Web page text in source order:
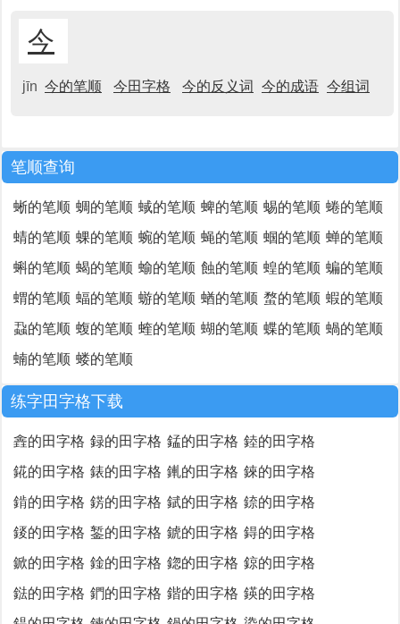
今
jīn 今的笔顺 今田字格 今的反义词 今的成语 今组词
笔顺查询
蜥的笔顺 蜩的笔顺 蜮的笔顺 蜱的笔顺 蜴的笔顺 蜷的笔顺
蜻的笔顺 蜾的笔顺 蜿的笔顺 蝇的笔顺 蝈的笔顺 蝉的笔顺
蝌的笔顺 蝎的笔顺 蝓的笔顺 蝕的笔顺 蝗的笔顺 蝙的笔顺
蝟的笔顺 蝠的笔顺 蝣的笔顺 蝤的笔顺 蝥的笔顺 蝦的笔顺
蝨的笔顺 蝮的笔顺 蝰的笔顺 蝴的笔顺 蝶的笔顺 蝸的笔顺
蝻的笔顺 蝼的笔顺
练字田字格下载
錱的田字格 録的田字格 錳的田字格 錴的田字格
錵的田字格 錶的田字格 錷的田字格 錸的田字格
錹的田字格 錺的田字格 錻的田字格 錼的田字格
錽的田字格 錾的田字格 錿的田字格 鍀的田字格
鍁的田字格 鍂的田字格 鍃的田字格 鍄的田字格
鍅的田字格 鍆的田字格 鍇的田字格 鍈的田字格